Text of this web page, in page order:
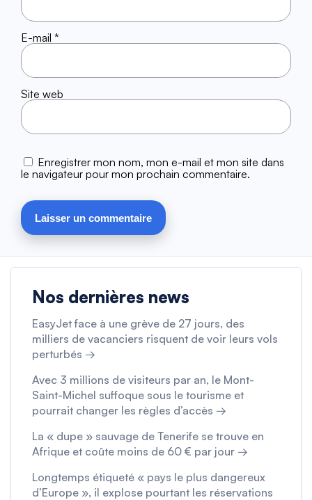
E-mail *
Site web
Enregistrer mon nom, mon e-mail et mon site dans
le navigateur pour mon prochain commentaire.
Nos dernières news
EasyJet face à une grève de 27 jours, des
milliers de vacanciers risquent de voir leurs vols
perturbés →
Avec 3 millions de visiteurs par an, le Mont-
Saint-Michel suffoque sous le tourisme et
pourrait changer les règles d’accès →
La « dupe » sauvage de Tenerife se trouve en
Afrique et coûte moins de 60 € par jour →
Longtemps étiqueté « pays le plus dangereux
d’Europe », il explose pourtant les réservations